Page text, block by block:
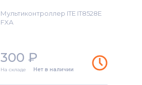
Мультиконтроллер ITE IT8528E
FXA
300 ₽
На складе Нет в наличии